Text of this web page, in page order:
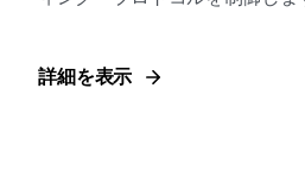
詳細を表示